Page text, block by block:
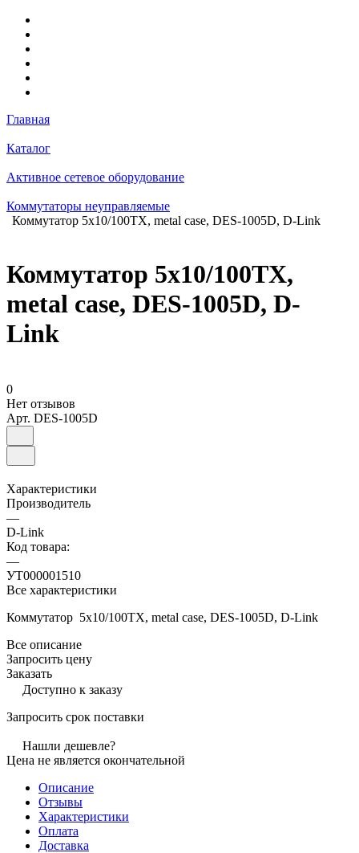
Главная
Каталог
Активное сетевое оборудование
Коммутаторы неуправляемые
Коммутатор 5x10/100TX, metal case, DES-1005D, D-Link
Коммутатор 5x10/100TX,
metal case, DES-1005D, D-
Link
0
Нет отзывов
Арт. DES-1005D
Характеристики
Производитель
—
D-Link
Код товара:
—
УТ000001510
Все характеристики
Коммутатор 5x10/100TX, metal case, DES-1005D, D-Link
Все описание
Запросить цену
Заказать
Доступно к заказу
Запросить срок поставки
Нашли дешевле?
Цена не является окончательной
Описание
Отзывы
Характеристики
Оплата
Доставка